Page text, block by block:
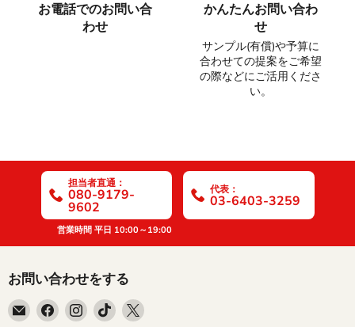
お電話でのお問い合
わせ
かんたんお問い合わ
せ
サンプル(有償)や予算に
合わせての提案をご希望
の際などにご活用くださ
い。
担当者直通：
080-9179-
9602
代表：
03-6403-3259
営業時間 平日 10:00～19:00
お問い合わせをする
E
FacebookInstagram
TikTokX